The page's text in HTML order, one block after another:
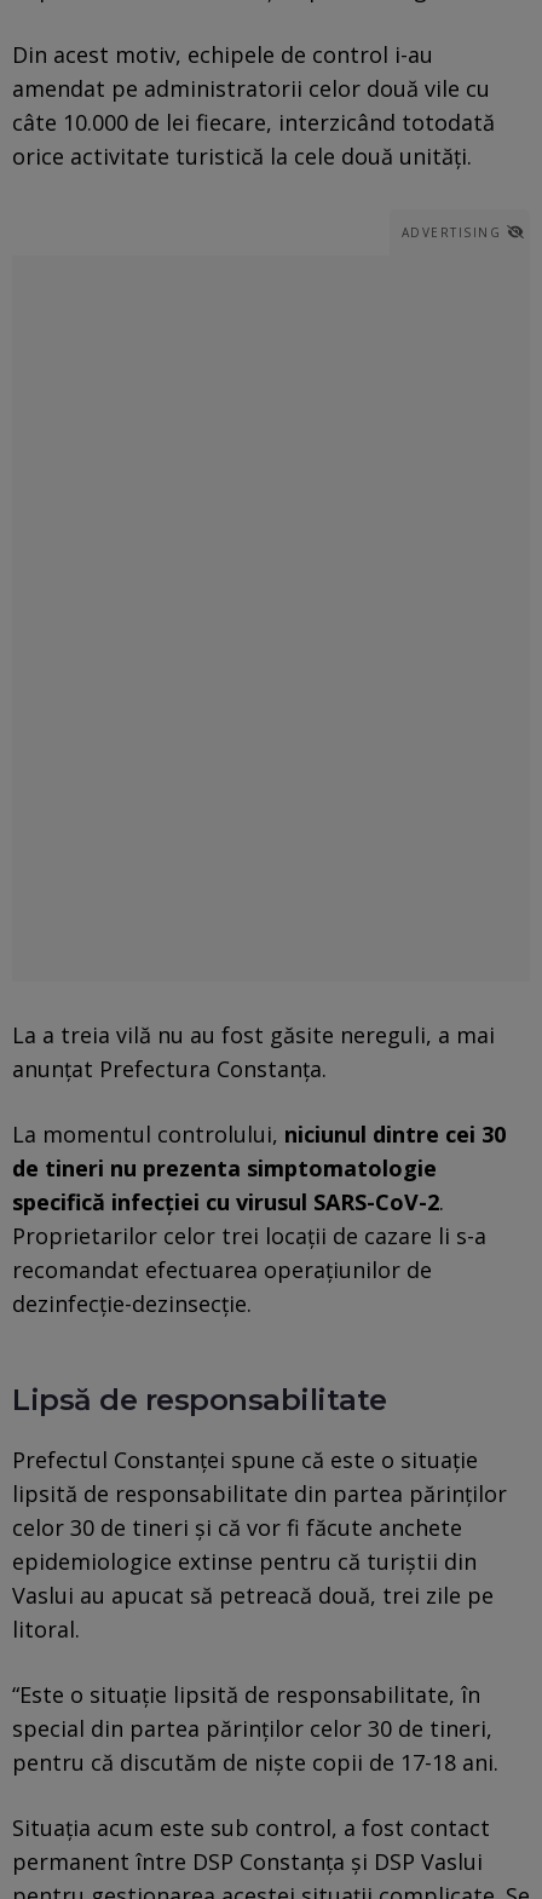
Din acest motiv, echipele de control i-au
amendat pe administratorii celor două vile cu
câte 10.000 de lei fiecare, interzicând totodată
orice activitate turistică la cele două unităţi.
ADVERTISING
La a treia vilă nu au fost găsite nereguli, a mai
anunţat Prefectura Constanţa.
La momentul controlului, niciunul dintre cei 30
de tineri nu prezenta simptomatologie
specifică infecţiei cu virusul SARS-CoV-2.
Proprietarilor celor trei locaţii de cazare li s-a
recomandat efectuarea operaţiunilor de
dezinfecţie-dezinsecţie.
Lipsă de responsabilitate
Prefectul Constanţei spune că este o situaţie
lipsită de responsabilitate din partea părinţilor
celor 30 de tineri şi că vor fi făcute anchete
epidemiologice extinse pentru că turiştii din
Vaslui au apucat să petreacă două, trei zile pe
litoral.
“Este o situaţie lipsită de responsabilitate, în
special din partea părinţilor celor 30 de tineri,
pentru că discutăm de nişte copii de 17-18 ani.
Situaţia acum este sub control, a fost contact
permanent între DSP Constanţa şi DSP Vaslui